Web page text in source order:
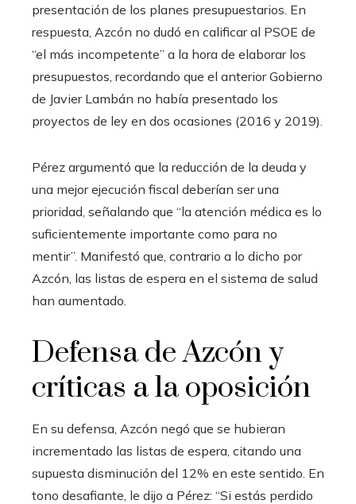
presentación de los planes presupuestarios. En
respuesta, Azcón no dudó en calificar al PSOE de
“el más incompetente” a la hora de elaborar los
presupuestos, recordando que el anterior Gobierno
de Javier Lambán no había presentado los
proyectos de ley en dos ocasiones (2016 y 2019).
Pérez argumentó que la reducción de la deuda y
una mejor ejecución fiscal deberían ser una
prioridad, señalando que “la atención médica es lo
suficientemente importante como para no
mentir”. Manifestó que, contrario a lo dicho por
Azcón, las listas de espera en el sistema de salud
han aumentado.
Defensa de Azcón y
críticas a la oposición
En su defensa, Azcón negó que se hubieran
incrementado las listas de espera, citando una
supuesta disminución del 12% en este sentido. En
tono desafiante, le dijo a Pérez: “Si estás perdido